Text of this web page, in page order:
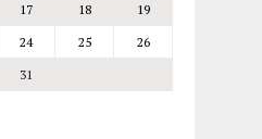
17 18
19
24 25
26
31